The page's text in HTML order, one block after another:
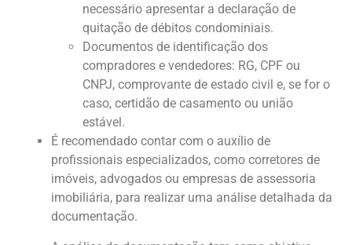
necessário apresentar a declaração de
quitação de débitos condominiais.
Documentos de identificação dos
compradores e vendedores: RG, CPF ou
CNPJ, comprovante de estado civil e, se for o
caso, certidão de casamento ou união
estável.
É recomendado contar com o auxílio de
profissionais especializados, como corretores de
imóveis, advogados ou empresas de assessoria
imobiliária, para realizar uma análise detalhada da
documentação.